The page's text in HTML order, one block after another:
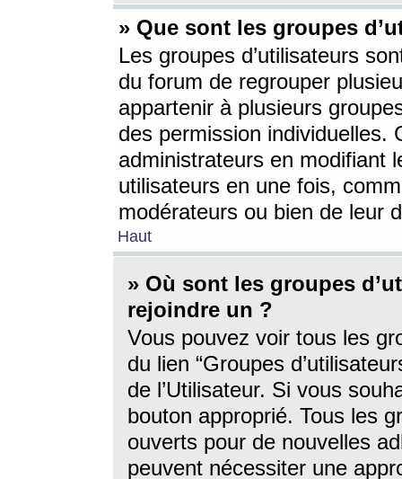
» Que sont les groupes
Les groupes d’utilisateurs
du forum de regrouper
appartenir à plusieurs
des permission individuelles.
administrateurs en modifiant
utilisateurs en une fois,
modérateurs ou bien de leur
Haut
» Où sont les groupes
rejoindre un ?
Vous pouvez voir tous les
du lien “Groupes
de l’Utilisateur. Si vous
bouton approprié. Tous les
ouverts pour de nouvelles
peuvent nécessiter une